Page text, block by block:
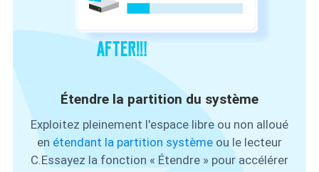
Étendre la partition du système
Exploitez pleinement l'espace libre ou non alloué
en étendant la partition système ou le lecteur
C.Essayez la fonction « Étendre » pour accélérer